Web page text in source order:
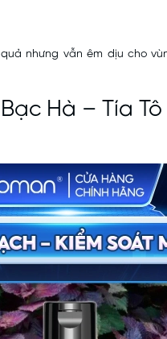
nhưng vẫn êm dịu cho
Hà – Tía Tô